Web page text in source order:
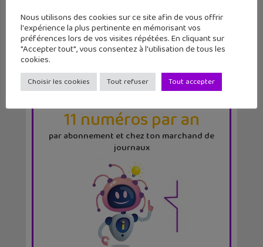
LE MAGGEEK JUNIOR
11 numéros par an
par abonnement et chez ton marchand de
journaux
Nous utilisons des cookies sur ce site afin de vous offrir
l'expérience la plus pertinente en mémorisant vos
préférences lors de vos visites répétées. En cliquant sur
"Accepter tout", vous consentez à l'utilisation de tous les
cookies.
Choisir les cookies Tout refuser Tout accepter